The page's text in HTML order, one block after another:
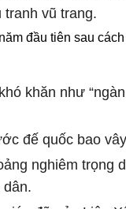
tranh vũ trang.
đầu tiên sau
khăn như
đế quốc bao
nghiêm trọng